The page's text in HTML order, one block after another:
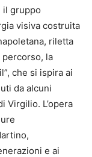
il gruppo
visiva costruita
riletta
la
che si ispira ai
da alcuni
Virgilio. L’opera
e ai